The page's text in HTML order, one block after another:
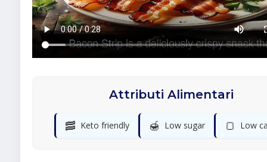
Attributi Alimentari
🥓 Keto friendly 🍯 Low sugar 🍞 Low